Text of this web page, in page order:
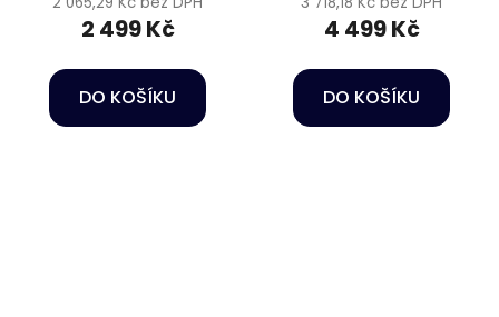
2 499 Kč
DO KOŠÍKU
4 499 Kč
DO KOŠÍKU